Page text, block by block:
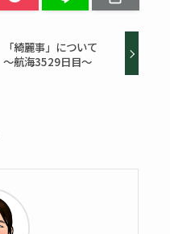
「綺麗事」について
～航海3529日目～